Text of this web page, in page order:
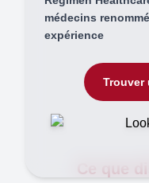
médecins
expérience
Trouver
Ce que